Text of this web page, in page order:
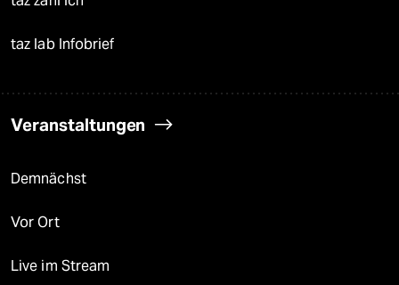
taz lab Infobrief
Veranstaltungen
Demnächst
Vor Ort
Live im Stream